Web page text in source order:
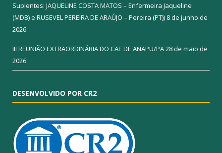
Suplentes: JAQUELINE COSTA MATOS – Enfermeira Jaqueline
(MDB) e RUSEVEL PEREIRA DE ARAÚJO – Pereira (PT)) 8 de junho de
2026
III REUNIÃO EXTRAORDINÁRIA DO CAE DE ANAPU/PA28 de maio de
2026
DESENVOLVIDO POR CR2